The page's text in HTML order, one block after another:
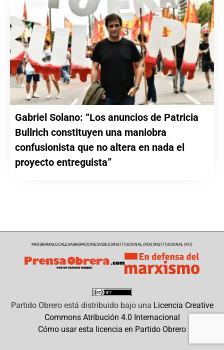
Gabriel Solano: “Los anuncios de Patricia
Bullrich constituyen una maniobra
confusionista que no altera en nada el
proyecto entreguista”
PROGRAMALOCALESAGRUPACIONESVIDEOSINSTITUCIONAL (PDO)INSTITUCIONAL (PO)
Partido Obreroestá distribuido bajo una Licencia Creative
Commons Atribución 4.0 Internacional
Cómo usar esta licencia en Partido Obrero